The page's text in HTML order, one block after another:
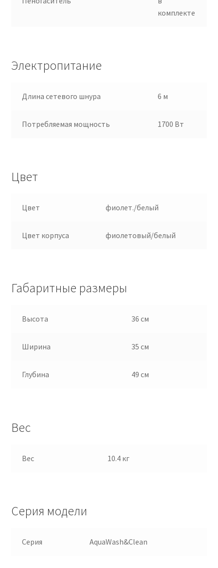
комплекте
Электропитание
Длина сетевого шнура 6 м
Потребляемая мощность 1700 Вт
Цвет
Цвет фиолет./белый
Цвет корпуса фиолетовый/белый
Габаритные размеры
Высота 36 см
Ширина 35 см
Глубина 49 см
Вес
Вес 10.4 кг
Серия модели
Серия AquaWash&Clean